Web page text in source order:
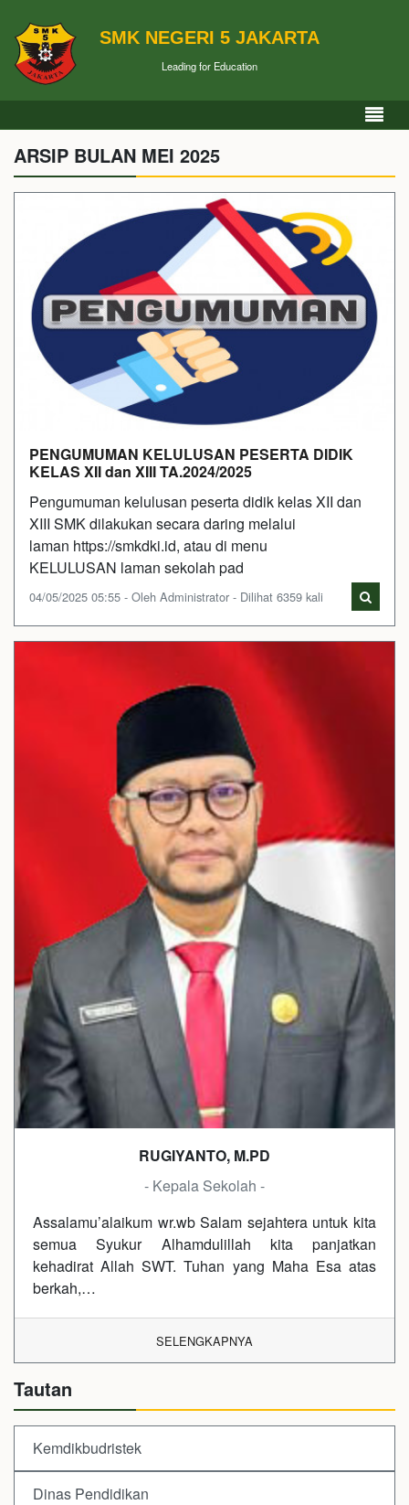
SMK NEGERI 5 JAKARTA
Leading for Education
ARSIP BULAN MEI 2025
PENGUMUMAN KELULUSAN PESERTA DIDIK
KELAS XII dan XIII TA.2024/2025
Pengumuman kelulusan peserta didik kelas XII dan
XIII SMK dilakukan secara daring melalui
laman https://smkdki.id, atau di menu
KELULUSAN laman sekolah pad
04/05/2025 05:55 - Oleh Administrator - Dilihat 6359 kali
RUGIYANTO, M.PD
- Kepala Sekolah -
Assalamu’alaikum wr.wb Salam sejahtera untuk kita
semua Syukur Alhamdulillah kita panjatkan
kehadirat Allah SWT. Tuhan yang Maha Esa atas
berkah,…
SELENGKAPNYA
Tautan
Kemdikbudristek
Dinas Pendidikan